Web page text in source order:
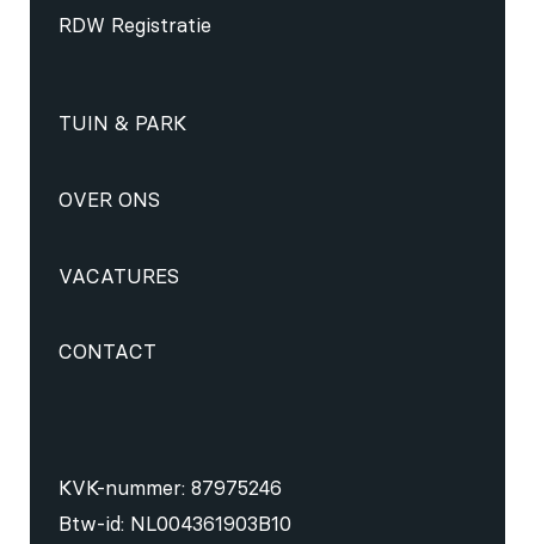
RDW Registratie
TUIN & PARK
OVER ONS
VACATURES
CONTACT
KVK-nummer: 87975246
Btw-id: NL004361903B10